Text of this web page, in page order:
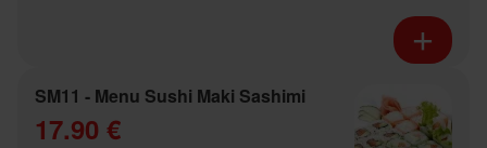
SM11 - Menu Sushi Maki Sashimi
17.90 €